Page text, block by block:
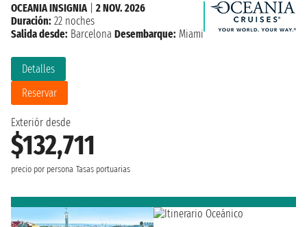
Exteriór desde
$132,711
precio por persona Tasas portuarias
Detalles
Reservar
OCEANIA INSIGNIA
2 NOV. 2026
Duración: 22 noches
Salida desde: Barcelona Desembarque: Miami